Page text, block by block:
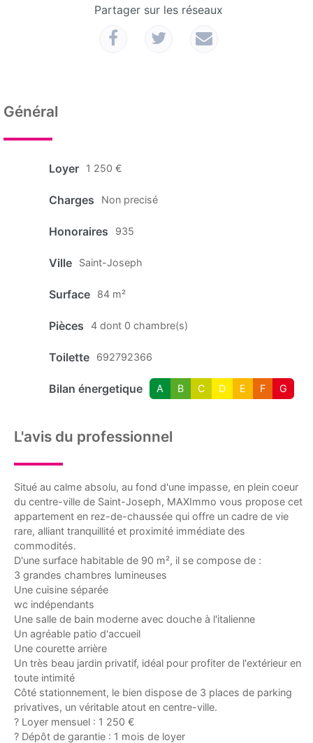
Partager sur les réseaux
Général
Loyer 1 250 €
Charges Non precisé
Honoraires 935
Ville Saint-Joseph
Surface 84 m²
Pièces 4 dont 0 chambre(s)
Toilette 692792366
Bilan énergetique A B C D E F G
L'avis du professionnel
Situé au calme absolu, au fond d'une impasse, en plein coeur
du centre-ville de Saint-Joseph, MAXImmo vous propose cet
appartement en rez-de-chaussée qui offre un cadre de vie
rare, alliant tranquillité et proximité immédiate des
commodités.
D'une surface habitable de 90 m², il se compose de :
3 grandes chambres lumineuses
Une cuisine séparée
wc indépendants
Une salle de bain moderne avec douche à l'italienne
Un agréable patio d'accueil
Une courette arrière
Un très beau jardin privatif, idéal pour profiter de l'extérieur en
toute intimité
Côté stationnement, le bien dispose de 3 places de parking
privatives, un véritable atout en centre-ville.
? Loyer mensuel : 1 250 €
? Dépôt de garantie : 1 mois de loyer